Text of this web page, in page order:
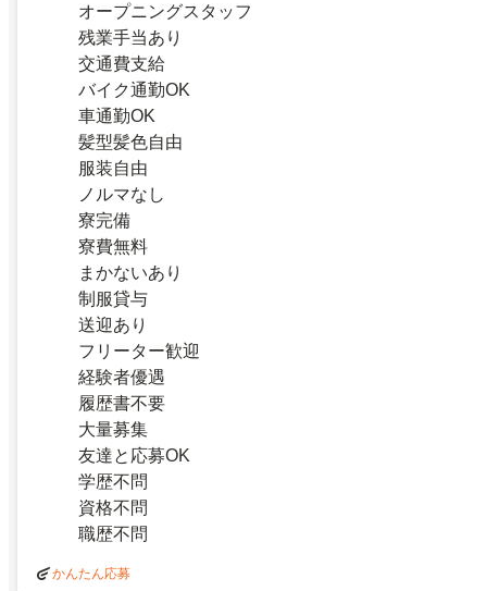
オープニングスタッフ
残業手当あり
交通費支給
バイク通勤OK
車通勤OK
髪型髪色自由
服装自由
ノルマなし
寮完備
寮費無料
まかないあり
制服貸与
送迎あり
フリーター歓迎
経験者優遇
履歴書不要
大量募集
友達と応募OK
学歴不問
資格不問
職歴不問
かんたん応募